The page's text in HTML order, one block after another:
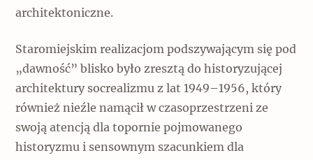
architektoniczne.
Staromiejskim realizacjom podszywającym się pod
„dawność” blisko było zresztą do historyzującej
architektury socrealizmu z lat 1949–1956, który
również nieźle namącił w czasoprzestrzeni ze
swoją atencją dla topornie pojmowanego
historyzmu i sensownym szacunkiem dla